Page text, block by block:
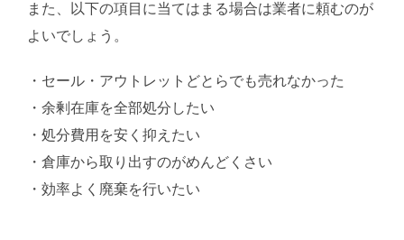
また、以下の項目に当てはまる場合は業者に頼むのが
よいでしょう。
・セール・アウトレットどとらでも売れなかった
・余剰在庫を全部処分したい
・処分費用を安く抑えたい
・倉庫から取り出すのがめんどくさい
・効率よく廃棄を行いたい